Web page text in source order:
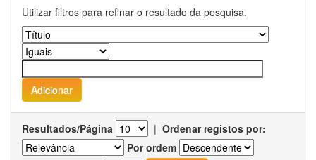
Utilizar filtros para refinar o resultado da pesquisa.
Resultados/Página | Ordenar registos por:
Por ordem